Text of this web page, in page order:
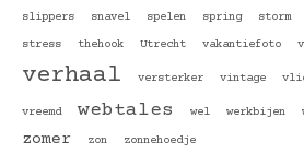
slippers snavel spelen spring storm
stress thehook Utrecht vakantiefoto
verhaal versterker vintage
vreemd webtales wel werkbijen
zomer zon zonnehoedje